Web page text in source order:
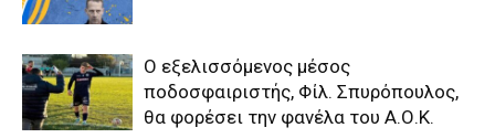
Ο εξελισσόμενος μέσος
ποδοσφαιριστής, Φίλ. Σπυρόπουλος,
θα φορέσει την φανέλα του Α.Ο.Κ.